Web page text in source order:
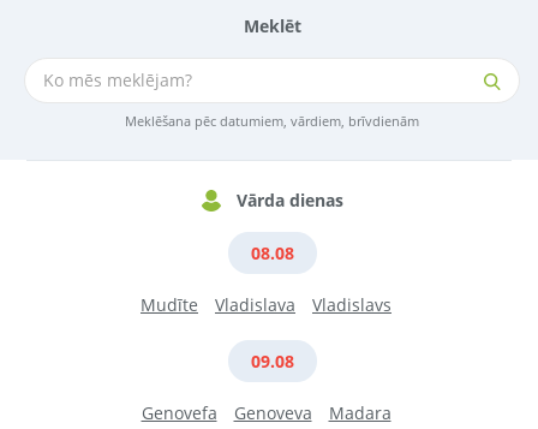
Meklēt
Meklēšana pēc datumiem, vārdiem, brīvdienām
Vārda dienas
08.08
Mudīte Vladislava Vladislavs
09.08
Genovefa Genoveva Madara